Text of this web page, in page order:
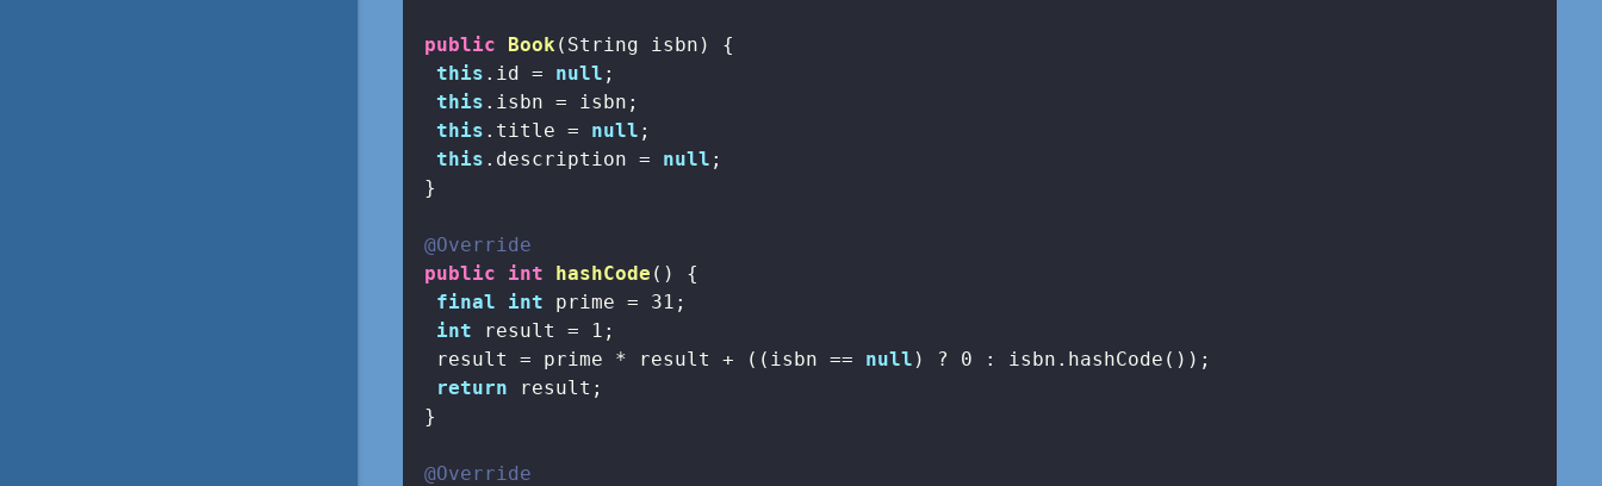
public Book (String isbn)
{
this .id = null ;
this .isbn = isbn;
this .title = null ;
this .description = null ;
}
@Override
public
int hashCode ()
{
final
int prime = 31 ;
int result = 1 ;
  result = prime * result + ((isbn ==
null ) ? 0 : isbn.hashCode());
return result;
}
@Override